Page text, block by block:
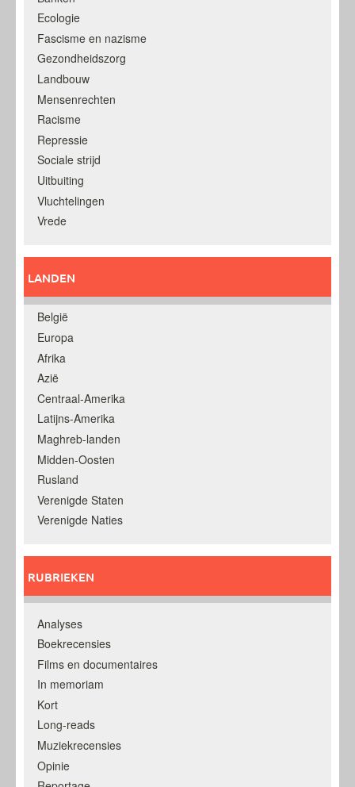
Ecologie
Fascisme en nazisme
Gezondheidszorg
Landbouw
Mensenrechten
Racisme
Repressie
Sociale strijd
Uitbuiting
Vluchtelingen
Vrede
LANDEN
België
Europa
Afrika
Azië
Centraal-Amerika
Latijns-Amerika
Maghreb-landen
Midden-Oosten
Rusland
Verenigde Staten
Verenigde Naties
RUBRIEKEN
Analyses
Boekrecensies
Films en documentaires
In memoriam
Kort
Long-reads
Muziekrecensies
Opinie